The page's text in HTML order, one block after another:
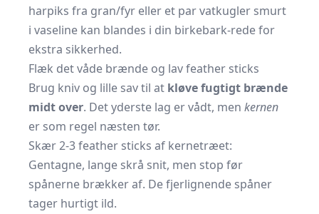
harpiks fra gran/fyr eller et par vatkugler smurt
i vaseline kan blandes i din birkebark-rede for
ekstra sikkerhed.
Flæk det våde brænde og lav feather sticks
Brug kniv og lille sav til at kløve fugtigt brænde
midt over. Det yderste lag er vådt, men kernen
er som regel næsten tør.
Skær 2-3 feather sticks af kernetræet:
Gentagne, lange skrå snit, men stop før
spånerne brækker af. De fjerlignende spåner
tager hurtigt ild.